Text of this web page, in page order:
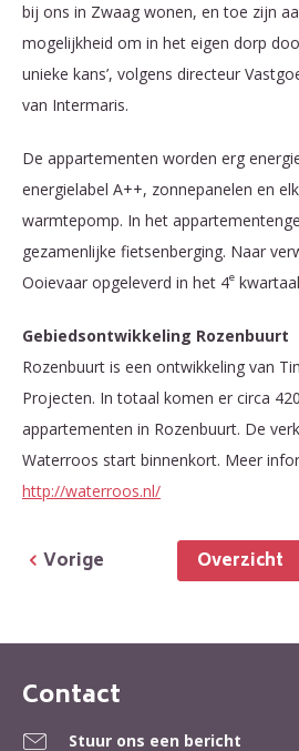
bij ons in Zwaag wonen, en toe zijn
mogelijkheid om in het eigen dorp
unieke kans’, volgens directeur
van Intermaris.
De appartementen worden erg
energielabel A++, zonnepanelen en
warmtepomp. In het
gezamenlijke fietsenberging. Naar
Ooievaar opgeleverd in het 4e
Gebiedsontwikkeling Rozenbuurt
Rozenbuurt is een ontwikkeling van
Projecten. In totaal komen er circa
appartementen in Rozenbuurt. De
Waterroos start binnenkort. Meer
http://waterroos.nl/
Overzicht
Vorige
Contactinformatie
Contact
Stuur ons een bericht